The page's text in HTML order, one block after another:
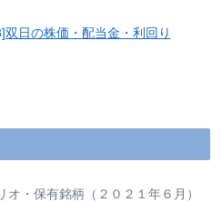
双日の株価・配当金・利回り
・保有銘柄（２０２１年６月）